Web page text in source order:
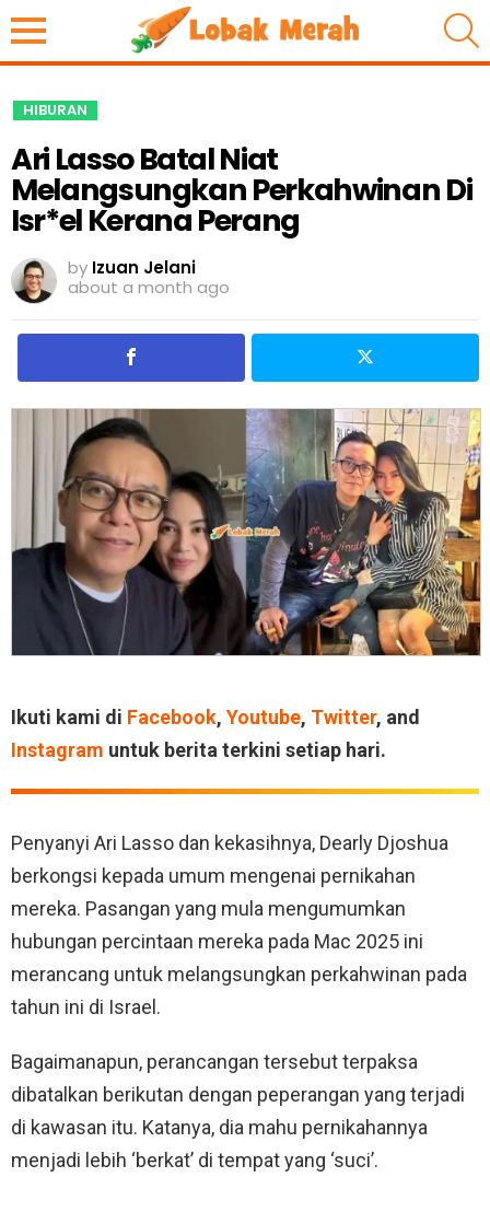
HIBURAN
Ari Lasso Batal Niat
Melangsungkan Perkahwinan Di
Isr*el Kerana Perang
by Izuan Jelani
about a month ago
Ikuti kami di Facebook, Youtube, Twitter, and
Instagram untuk berita terkini setiap hari.
Penyanyi Ari Lasso dan kekasihnya, Dearly Djoshua
berkongsi kepada umum mengenai pernikahan
mereka. Pasangan yang mula mengumumkan
hubungan percintaan mereka pada Mac 2025 ini
merancang untuk melangsungkan perkahwinan pada
tahun ini di Israel.
Bagaimanapun, perancangan tersebut terpaksa
dibatalkan berikutan dengan peperangan yang terjadi
di kawasan itu. Katanya, dia mahu pernikahannya
menjadi lebih ‘berkat’ di tempat yang ‘suci’.